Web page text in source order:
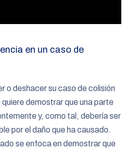
en un caso de
o deshacer su caso de colisión
demostrar que una parte
y, como tal, debería ser
por el daño que ha causado.
se enfoca en demostrar que